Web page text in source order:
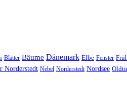
Blätter Bäume Dänemark Elbe Fenster
Norderstedt Nebel Norderstedt Nordsee